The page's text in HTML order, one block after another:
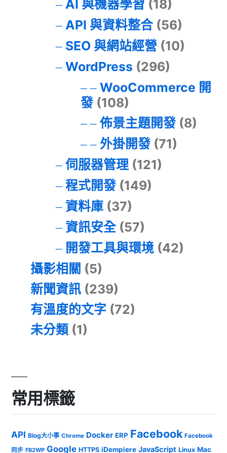
AI 與機器學習 (18)
API 與資料整合(56)
SEO 與網站經營 (10)
WordPress (296)
WooCommerce 開
發(108)
佈景主題開發(8)
外掛開發(71)
伺服器管理(121)
程式開發(149)
資料庫(37)
資訊安全(57)
開發工具與環境(42)
攝影相關 (5)
新聞資訊 (239)
有溫度的文字 (72)
未分類 (1)
常用標籤
API Blog大小事 Chrome Docker ERP Facebook Facebook
同步 FB2WP Google HTTPS iDempiere JavaScript Linux Mac